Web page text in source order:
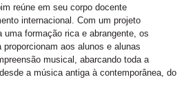
reúne em seu corpo docente
internacional. Com um projeto
formação rica e abrangente, os
aos alunos e alunas
musical, abarcando toda a
a música antiga à contemporânea, do